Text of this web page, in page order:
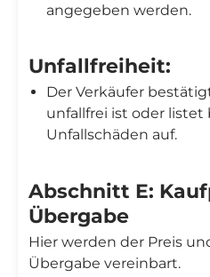
angegeben werden.
Unfallfreiheit:
Der Verkäufer
unfallfrei ist oder listet
Unfallschäden auf.
Abschnitt E:
Übergabe
Hier werden der Preis
Übergabe vereinbart.